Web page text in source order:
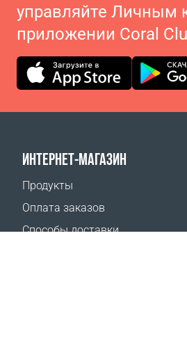
управляйте Личным
приложении Coral
ИНТЕРНЕТ-МАГАЗИН
Продукты
Оплата заказов
Способы доставки